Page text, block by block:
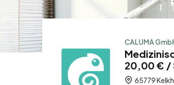
CALUMA
20,00 € /
65779